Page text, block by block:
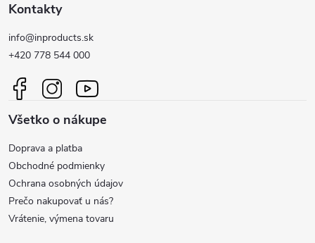
á
p
ä
e
Kontakty
info@inproducts.sk
+420 778 544 000
Všetko o nákupe
Doprava a platba
Obchodné podmienky
Ochrana osobných údajov
Prečo nakupovať u nás?
Vrátenie, výmena tovaru